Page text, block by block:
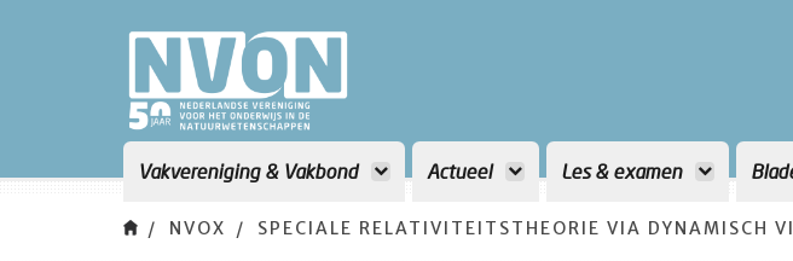
Vakvereniging & Vakbond Actueel Les & examen
NVOX SPECIALE RELATIVITEITSTHEORIE VIA DYNAMISCH